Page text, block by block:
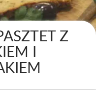
Z
I